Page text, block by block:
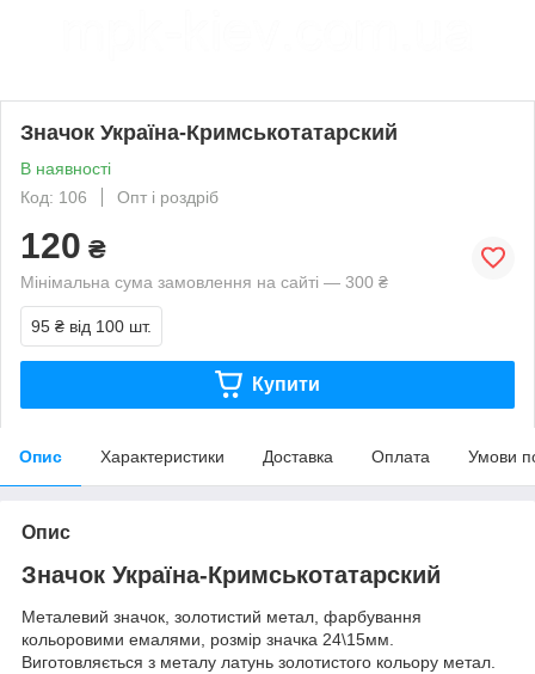
Значок Україна-Кримськотатарский
В наявності
Код: 106
Опт і роздріб
120 ₴
Мінімальна сума замовлення на сайті — 300 ₴
95 ₴ від 100 шт.
Купити
Опис Характеристики Доставка Оплата Умови
Опис
Значок Україна-Кримськотатарский
Металевий значок, золотистий метал, фарбування
кольоровими емалями, розмір значка 24\15мм.
Виготовляється з металу латунь золотистого кольору метал.